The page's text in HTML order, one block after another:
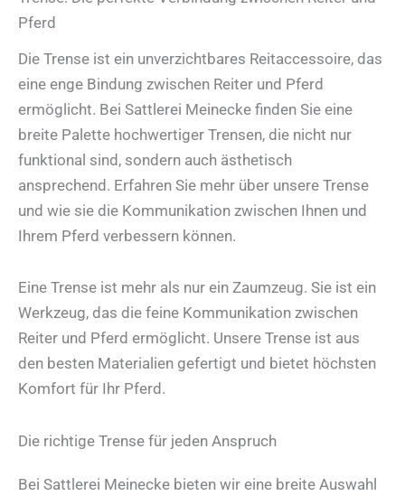
Pferd
Die Trense ist ein unverzichtbares Reitaccessoire, das
eine enge Bindung zwischen Reiter und Pferd
ermöglicht. Bei Sattlerei Meinecke finden Sie eine
breite Palette hochwertiger Trensen, die nicht nur
funktional sind, sondern auch ästhetisch
ansprechend. Erfahren Sie mehr über unsere Trense
und wie sie die Kommunikation zwischen Ihnen und
Ihrem Pferd verbessern können.
Eine Trense ist mehr als nur ein Zaumzeug. Sie ist ein
Werkzeug, das die feine Kommunikation zwischen
Reiter und Pferd ermöglicht. Unsere Trense ist aus
den besten Materialien gefertigt und bietet höchsten
Komfort für Ihr Pferd.
Die richtige Trense für jeden Anspruch
Bei Sattlerei Meinecke bieten wir eine breite Auswahl